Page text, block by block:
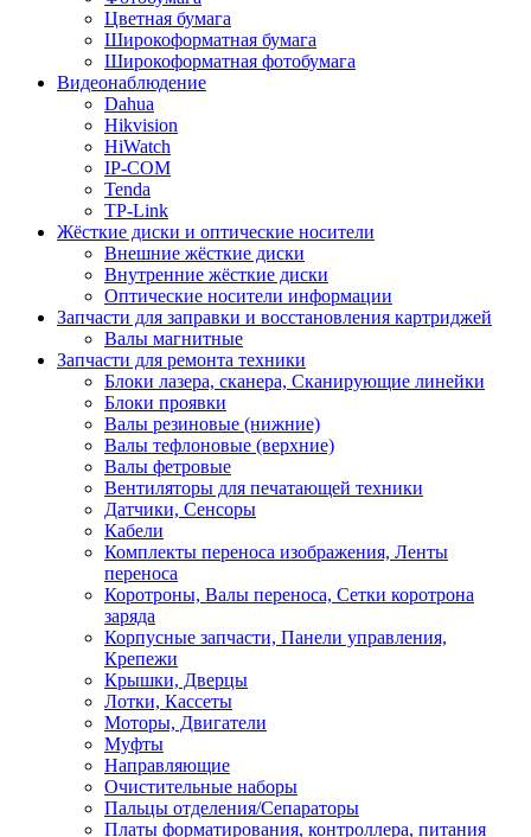
Цветная бумага
Широкоформатная бумага
Широкоформатная фотобумага
Видеонаблюдение
Dahua
Hikvision
HiWatch
IP-COM
Tenda
TP-Link
Жёсткие диски и оптические носители
Внешние жёсткие диски
Внутренние жёсткие диски
Оптические носители информации
Запчасти для заправки и восстановления картриджей
Валы магнитные
Запчасти для ремонта техники
Блоки лазера, сканера, Сканирующие линейки
Блоки проявки
Валы резиновые (нижние)
Валы тефлоновые (верхние)
Валы фетровые
Вентиляторы для печатающей техники
Датчики, Сенсоры
Кабели
Комплекты переноса изображения, Ленты
переноса
Коротроны, Валы переноса, Сетки коротрона
заряда
Корпусные запчасти, Панели управления,
Крепежи
Крышки, Дверцы
Лотки, Кассеты
Моторы, Двигатели
Муфты
Направляющие
Очистительные наборы
Пальцы отделения/Сепараторы
Платы форматирования, контроллера, питания